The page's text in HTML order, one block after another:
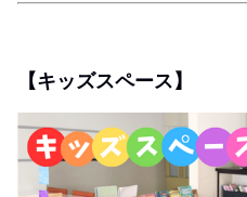
【キッズスペース】